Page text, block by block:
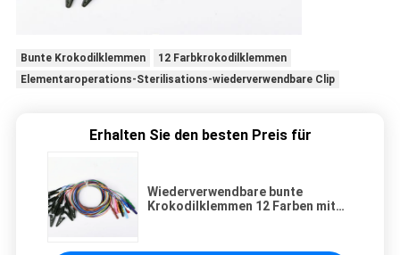
Bunte Krokodilklemmen
12 Farbkrokodilklemmen
Elementaroperations-Sterilisations-wiederverwendbare Clip
Erhalten Sie den besten Preis für
Wiederverwendbare bunte
Krokodilklemmen 12 Farben mit